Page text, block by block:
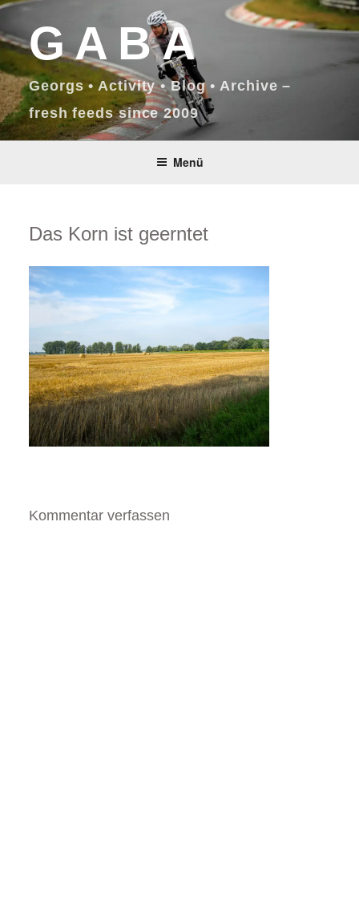
Zum
Inhalt
springenGABA
Georgs • Activity • Blog • Archive –
fresh feeds since 2009
Menü
Das Korn ist geerntet
Kommentar verfassen